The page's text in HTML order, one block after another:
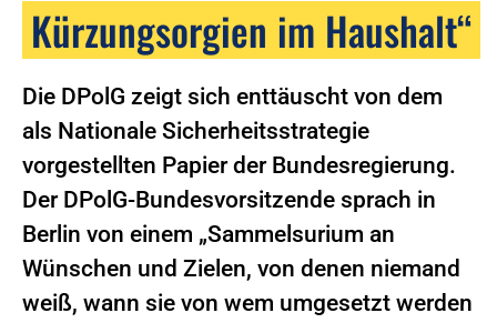
Kürzungsorgien im Haushalt“
Die DPolG zeigt sich enttäuscht von dem
als Nationale Sicherheitsstrategie
vorgestellten Papier der Bundesregierung.
Der DPolG-Bundesvorsitzende sprach in
Berlin von einem „Sammelsurium an
Wünschen und Zielen, von denen niemand
weiß, wann sie von wem umgesetzt werden